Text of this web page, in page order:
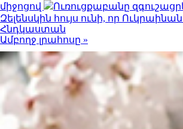
միջոցով
Ուռուցքաբանը
Զելենսկին հույս ունի, որ
Հնդկաստան
Ամբողջ լրահոսը »